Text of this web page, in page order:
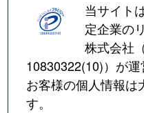
当サイト
定企業の
株式会社
10830322(10)）が運
お客様の個人情報は
す。